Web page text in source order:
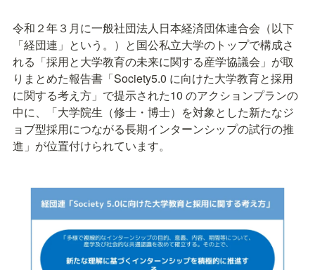
令和２年３月に一般社団法人日本経済団体連合会（以下
「経団連」という。）と国公私立大学のトップで構成さ
れる「採用と大学教育の未来に関する産学協議会」が取
りまとめた報告書「Society5.0 に向けた大学教育と採用
に関する考え方」で提示された10 のアクションプランの
中に、「大学院生（修士・博士）を対象とした新たなジ
ョブ型採用につながる長期インターンシップの試行の推
進」が位置付けられています。